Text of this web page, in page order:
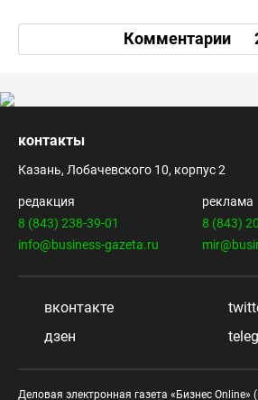
Комментарии
контакты
Казань, Лобачевского 10, корпус 2
редакция
8 (843) 238-39-01
info@business-gazeta.ru
реклама
8 (843)
вконтакте
дзен
Деловая электронная газета «Бизнес Online»